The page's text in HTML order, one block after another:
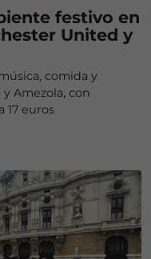
festivo en
United y
comida y
Amezola, con
17 euros